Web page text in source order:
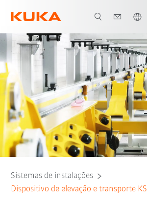
Sistemas de instalações
Dispositivo de elevação e transporte KS